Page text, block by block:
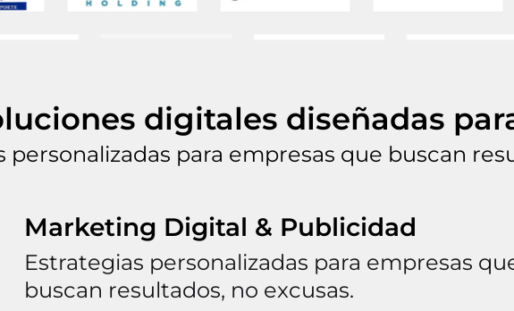
digitales diseñadas
personalizadas para empresas que buscan
Marketing Digital & Publicidad
Estrategias personalizadas para empresas
buscan resultados, no excusas.